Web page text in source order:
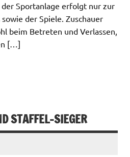
Sportanlage erfolgt nur zur
der Spiele. Zuschauer
beim Betreten und Verlassen,
[…]
STAFFEL-SIEGER